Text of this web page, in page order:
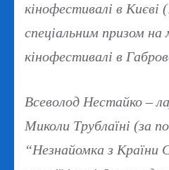
кінофестивалі в Києві
спеціальним призом
кінофестивалі в
Всеволод Нестайко –
Миколи Трублаїні (за
“Незнайомка з Країни